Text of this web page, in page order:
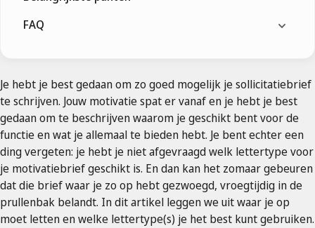
Je hebt je best gedaan om zo goed mogelijk je sollicitatiebrief
te schrijven. Jouw motivatie spat er vanaf en je hebt je best
gedaan om te beschrijven waarom je geschikt bent voor de
functie en wat je allemaal te bieden hebt. Je bent echter een
ding vergeten: je hebt je niet afgevraagd welk lettertype voor
je motivatiebrief geschikt is. En dan kan het zomaar gebeuren
dat die brief waar je zo op hebt gezwoegd, vroegtijdig in de
prullenbak belandt. In dit artikel leggen we uit waar je op
moet letten en welke lettertype(s) je het best kunt gebruiken.
FAQ